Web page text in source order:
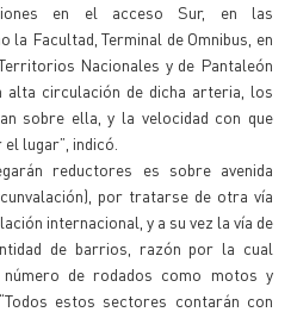
en el acceso Sur, en las
la Facultad, Terminal de Omnibus, en
Nacionales y de Pantaleón
alta circulación de dicha arteria, los
sobre ella, y la velocidad con que
lugar”, indicó.
reductores es sobre avenida
por tratarse de otra vía
internacional, y a su vez la vía de
de barrios, razón por la cual
de rodados como motos y
estos sectores contarán con